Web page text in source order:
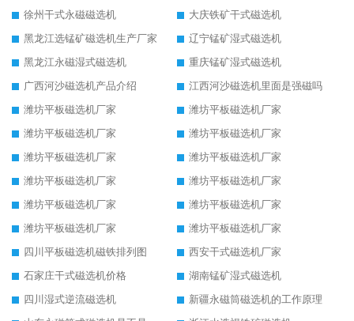
徐州干式永磁磁选机
大庆铁矿干式磁选机
黑龙江选锰矿磁选机生产厂家
辽宁锰矿湿式磁选机
黑龙江永磁湿式磁选机
重庆锰矿湿式磁选机
广西河沙磁选机产品介绍
江西河沙磁选机里面是强磁吗
潍坊平板磁选机厂家
潍坊平板磁选机厂家
潍坊平板磁选机厂家
潍坊平板磁选机厂家
潍坊平板磁选机厂家
潍坊平板磁选机厂家
潍坊平板磁选机厂家
潍坊平板磁选机厂家
潍坊平板磁选机厂家
潍坊平板磁选机厂家
潍坊平板磁选机厂家
潍坊平板磁选机厂家
四川平板磁选机磁铁排列图
西安干式磁选机厂家
石家庄干式磁选机价格
湖南锰矿湿式磁选机
四川湿式逆流磁选机
新疆永磁筒磁选机的工作原理